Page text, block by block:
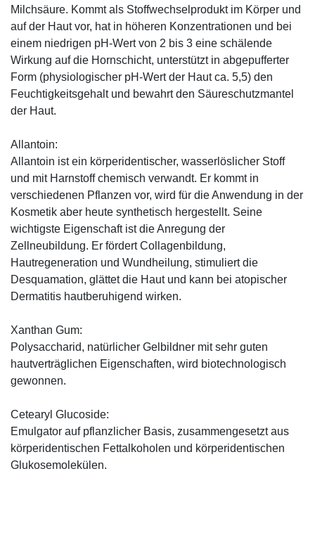
Milchsäure. Kommt als Stoffwechselprodukt im Körper und
auf der Haut vor, hat in höheren Konzentrationen und bei
einem niedrigen pH-Wert von 2 bis 3 eine schälende
Wirkung auf die Hornschicht, unterstützt in abgepufferter
Form (physiologischer pH-Wert der Haut ca. 5,5) den
Feuchtigkeitsgehalt und bewahrt den Säureschutzmantel
der Haut.
Allantoin:
Allantoin ist ein körperidentischer, wasserlöslicher Stoff
und mit Harnstoff chemisch verwandt. Er kommt in
verschiedenen Pflanzen vor, wird für die Anwendung in der
Kosmetik aber heute synthetisch hergestellt. Seine
wichtigste Eigenschaft ist die Anregung der
Zellneubildung. Er fördert Collagenbildung,
Hautregeneration und Wundheilung, stimuliert die
Desquamation, glättet die Haut und kann bei atopischer
Dermatitis hautberuhigend wirken.
Xanthan Gum:
Polysaccharid, natürlicher Gelbildner mit sehr guten
hautverträglichen Eigenschaften, wird biotechnologisch
gewonnen.
Cetearyl Glucoside:
Emulgator auf pflanzlicher Basis, zusammengesetzt aus
körperidentischen Fettalkoholen und körperidentischen
Glukosemolekülen.